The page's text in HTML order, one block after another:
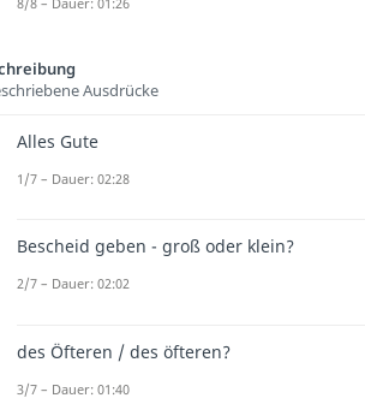
Ausdrücke
Alles Gute
1/7 – Dauer: 02:28
Bescheid geben - groß oder klein?
2/7 – Dauer: 02:02
des Öfteren / des öfteren?
3/7 – Dauer: 01:40